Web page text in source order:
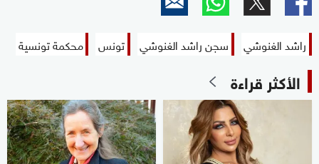
راشد الغنوشي سجن راشد الغنوشي تونس محكمة تونسية
الأكثر قراءة